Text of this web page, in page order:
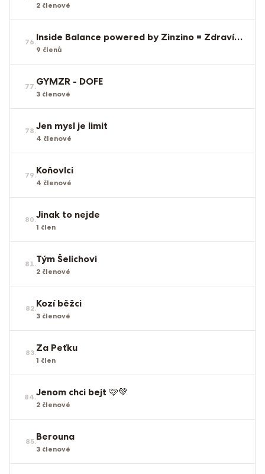
2 členové
76. Inside Balance powered by Zinzino = Zdraví zevnitř
9 členů
77.GYMZR - DOFE
3 členové
78.Jen mysl je limit
4 členové
79.Koňovlci
4 členové
80.Jinak to nejde
1 člen
81.Tým Šelichovi
2 členové
82.Kozí běžci
3 členové
83.Za Peťku
1 člen
84.Jenom chci bejt 🩷💚
2 členové
85.Berouna
3 členové